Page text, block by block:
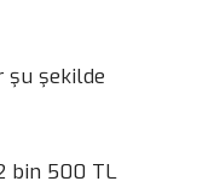
şu şekilde
bin 500 TL